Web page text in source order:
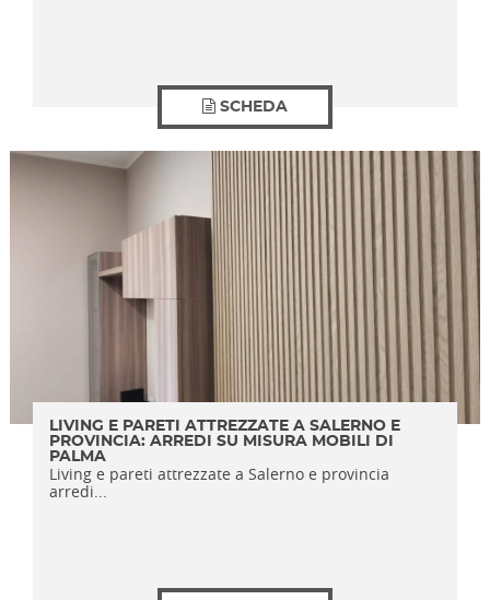
SCHEDA
LIVING E PARETI ATTREZZATE A SALERNO E
PROVINCIA: ARREDI SU MISURA MOBILI DI
PALMA
Living e pareti attrezzate a Salerno e provincia
arredi...